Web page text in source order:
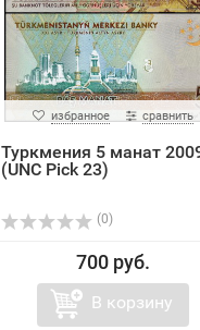
избранное сравнить
Туркмения 5 манат
(UNC Pick 23)
(0)
700 руб.
В корзину